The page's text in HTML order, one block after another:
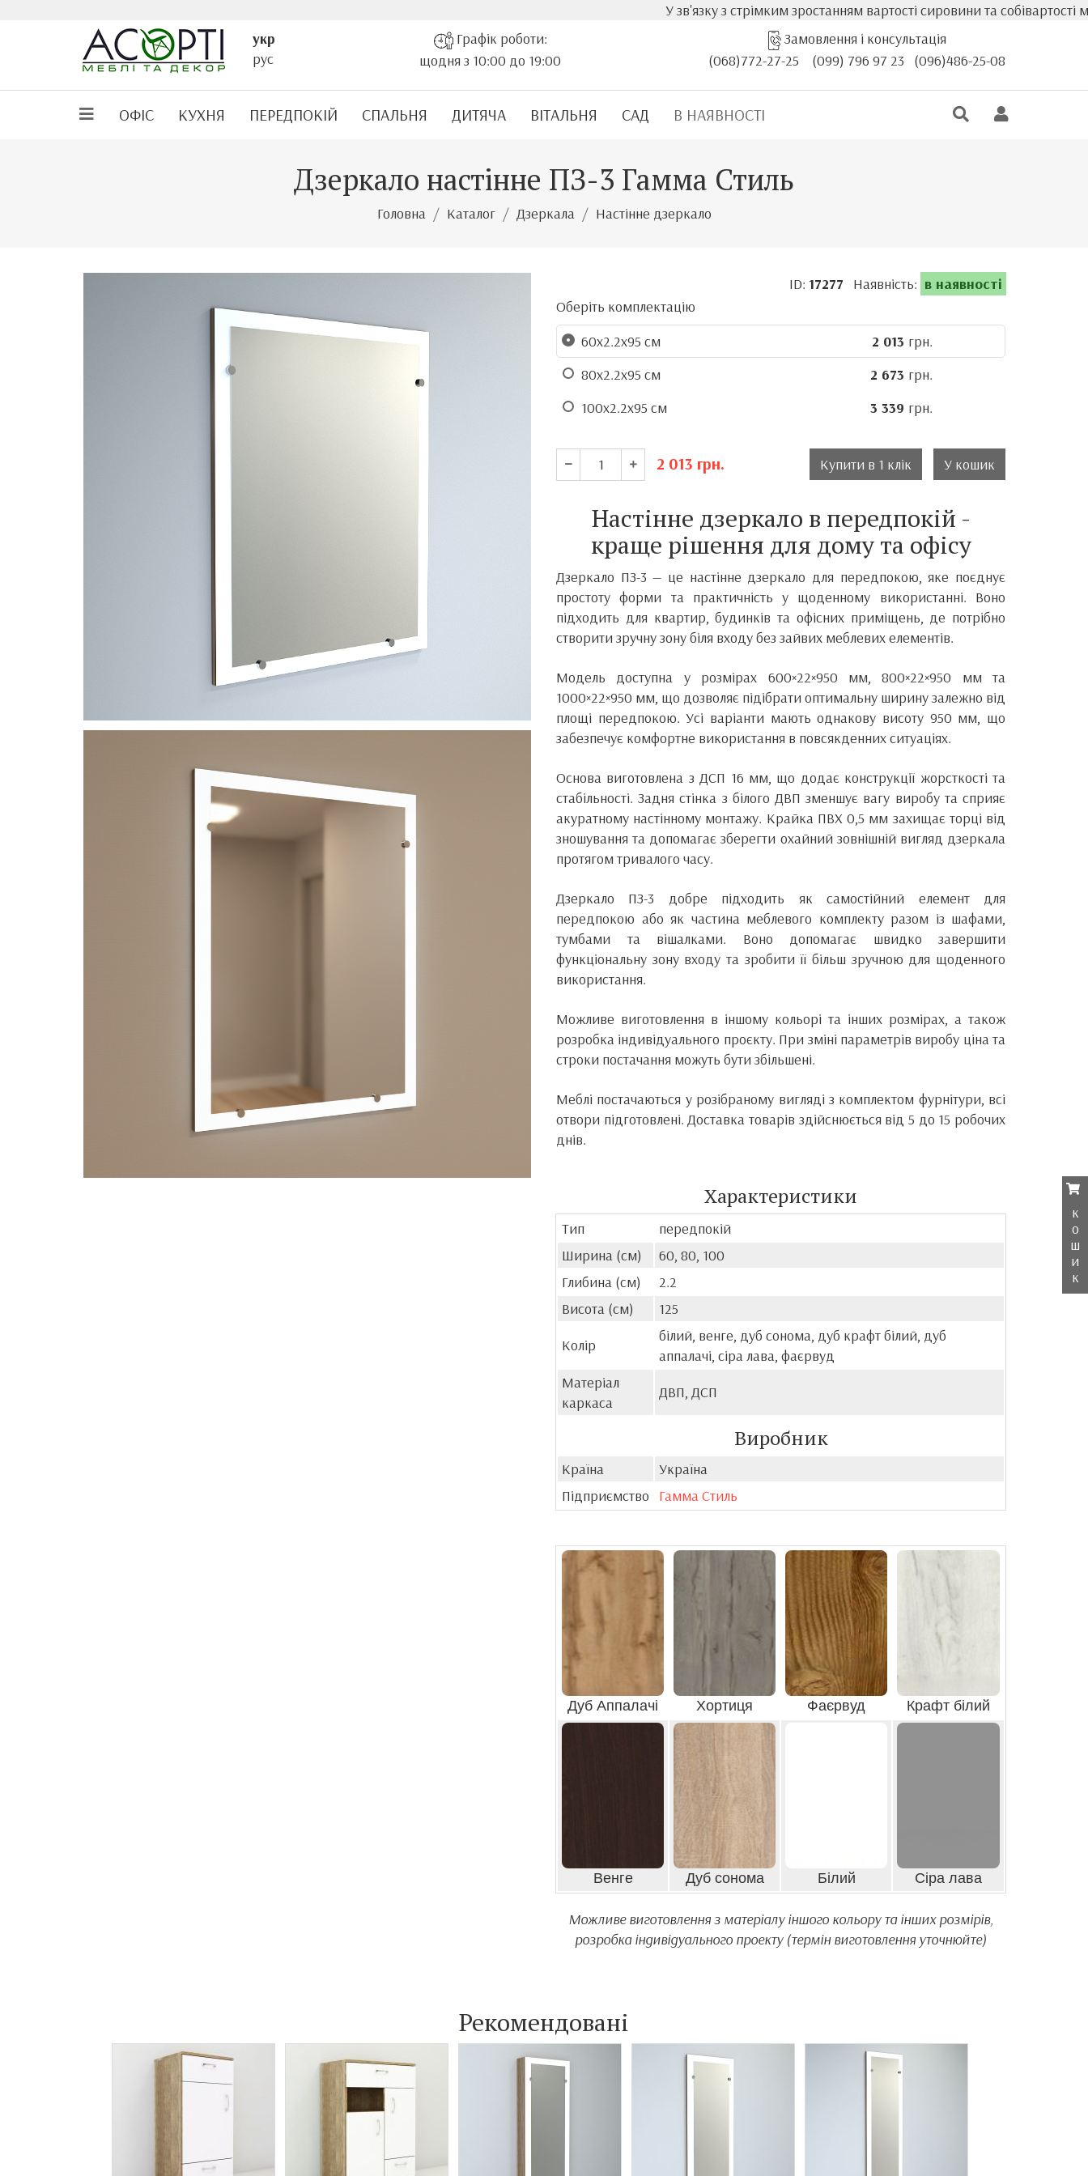
У зв'язку з стрімким зростанням вартості сировини та собівартості меблів,
укр
рус
Графік роботи:
щодня з 10:00 до 19:00
Замовлення і консультація
(068)772-27-25
(099) 796 97 23 (096)486-25-08
ОФІС КУХНЯ ПЕРЕДПОКІЙ СПАЛЬНЯ ДИТЯЧА ВІТАЛЬНЯ САД В НАЯВНОСТІ
Дзеркало настінне ПЗ-3 Гамма Стиль
Головна Каталог Дзеркала Настінне дзеркало
ID: 17277 Наявність: в наявності
Оберіть комплектацію
60х2.2х95 см
2 013 грн.
80х2.2х95 см
2 673 грн.
100х2.2х95 см
3 339 грн.
2 013 грн. Купити в 1 клік У кошик
Настінне дзеркало в передпокій -
краще рішення для дому та офісу
Дзеркало ПЗ-3 — це настінне дзеркало для передпокою, яке поєднує
простоту форми та практичність у щоденному використанні. Воно
підходить для квартир, будинків та офісних приміщень, де потрібно
створити зручну зону біля входу без зайвих меблевих елементів.
Модель доступна у розмірах 600×22×950 мм, 800×22×950 мм та
1000×22×950 мм, що дозволяє підібрати оптимальну ширину залежно від
площі передпокою. Усі варіанти мають однакову висоту 950 мм, що
забезпечує комфортне використання в повсякденних ситуаціях.
Основа виготовлена з ДСП 16 мм, що додає конструкції жорсткості та
стабільності. Задня стінка з білого ДВП зменшує вагу виробу та сприяє
акуратному настінному монтажу. Крайка ПВХ 0,5 мм захищає торці від
зношування та допомагає зберегти охайний зовнішній вигляд дзеркала
протягом тривалого часу.
Дзеркало ПЗ-3 добре підходить як самостійний елемент для
передпокою або як частина меблевого комплекту разом із шафами,
тумбами та вішалками. Воно допомагає швидко завершити
функціональну зону входу та зробити її більш зручною для щоденного
використання.
Можливе виготовлення в іншому кольорі та інших розмірах, а також
розробка індивідуального проєкту. При зміні параметрів виробу ціна та
строки постачання можуть бути збільшені.
Меблі постачаються у розібраному вигляді з комплектом фурнітури, всі
отвори підготовлені. Доставка товарів здійснюється від 5 до 15 робочих
днів.
Характеристики
Тип
передпокій
Ширина (см)
60, 80, 100
Глибина (см)
2.2
Висота (см)
125
Колір
білий, венге, дуб сонома, дуб крафт білий, дуб
аппалачі, сіра лава, фаєрвуд
Матеріал
каркаса
ДВП, ДСП
Виробник
Країна
Україна
Підприємство
Гамма Стиль
Дуб Аппалачі Хортиця Фаєрвуд Крафт білий
Венге Дуб сонома Білий Сіра лава
Можливе виготовлення з матеріалу іншого кольору та інших розмірів,
розробка індивідуального проекту (термін виготовлення уточнюйте)
Рекомендовані
к
о
ш
и
к